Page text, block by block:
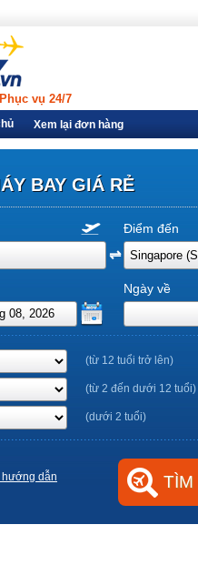
vụ 24/7
Xem lại đơn hàng
BAY GIÁ RẺ
Điểm đến
Ngày về
(từ 12 tuổi trở lên)
(từ 2 đến dưới 12 tuổi)
(dưới 2 tuổi)
dẫn